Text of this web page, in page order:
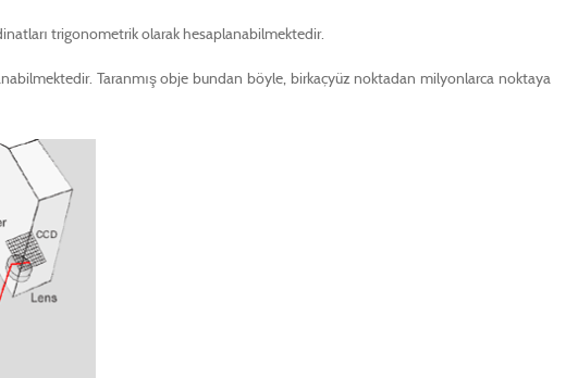
trigonometrik olarak hesaplanabilmektedir.
Taranmış obje bundan böyle, birkaçyüz noktadan milyonlarca noktaya